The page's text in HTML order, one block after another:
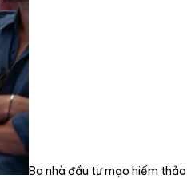
Ba nhà đầu tư mạo hiểm